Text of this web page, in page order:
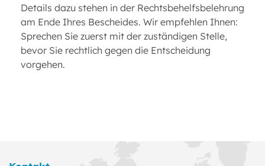
Details dazu stehen in der Rechtsbehelfsbelehrung
am Ende Ihres Bescheides. Wir empfehlen Ihnen:
Sprechen Sie zuerst mit der zuständigen Stelle,
bevor Sie rechtlich gegen die Entscheidung
vorgehen.